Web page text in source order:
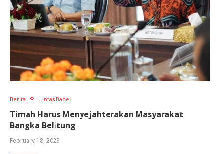
Berita Lintas Babel
Timah Harus Menyejahterakan Masyarakat
Bangka Belitung
February 18, 2023